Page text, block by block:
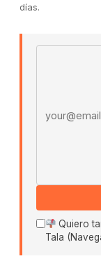
días.
Quiero
Tala
Buscar: